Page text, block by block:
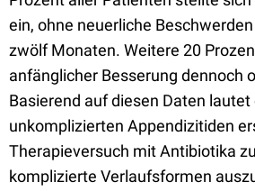
ein, ohne neuerliche
zwölf Monaten. Weitere 20
anfänglicher Besserung dennoch
Basierend auf diesen Daten lautet
unkomplizierten Appendizitiden
Therapieversuch mit Antibiotika
komplizierte Verlaufsformen